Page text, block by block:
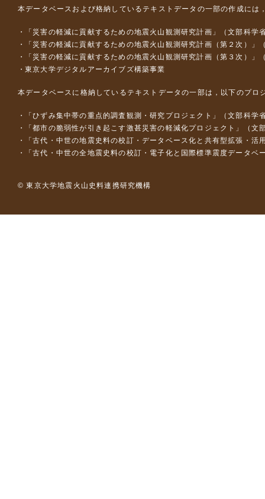
本データベースおよび格納しているテキストデータの一部の作成には
「災害の軽減に貢献するための地震火山観測研究計画」（文部科学
「災害の軽減に貢献するための地震火山観測研究計画（第２次）」
「災害の軽減に貢献するための地震火山観測研究計画（第３次）」
東京大学デジタルアーカイブズ構築事業
本データベースに格納しているテキストデータの一部は，以下のプロ
「ひずみ集中帯の重点的調査観測・研究プロジェクト」（文部科
「都市の脆弱性が引き起こす激甚災害の軽減化プロジェクト」（
「古代・中世の地震史料の校訂・データベース化と共有型拡張・
「古代・中世の全地震史料の校訂・電子化と国際標準震度データ
© 東京大学地震火山史料連携研究機構